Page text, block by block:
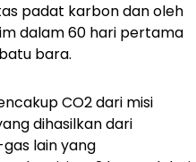
padat karbon dan oleh
dalam 60 hari pertama
bara.
CO2 dari misi
dihasilkan dari
lain yang